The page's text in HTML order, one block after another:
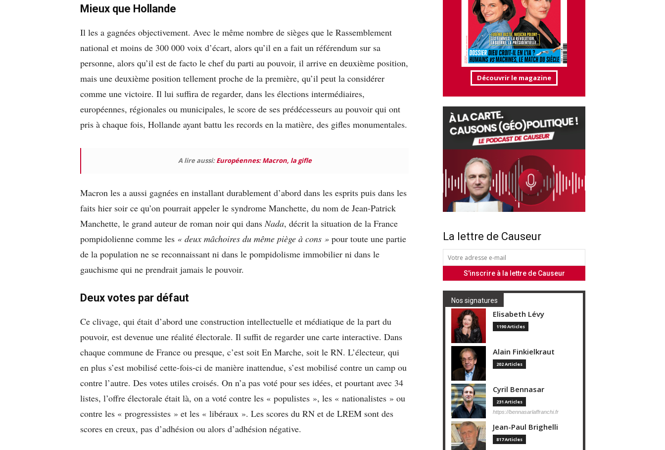
Mieux que Hollande
Il les a gagnées objectivement. Avec le même nombre de sièges que le Rassemblement
national et moins de 300 000 voix d’écart, alors qu’il en a fait un référendum sur sa
personne, alors qu’il est de facto le chef du parti au pouvoir, il arrive en deuxième position,
mais une deuxième position tellement proche de la première, qu’il peut la considérer
comme une victoire. Il lui suffira de regarder, dans les élections intermédiaires,
européennes, régionales ou municipales, le score de ses prédécesseurs au pouvoir qui ont
pris à chaque fois, Hollande ayant battu les records en la matière, des gifles monumentales.
A lire aussi:Européennes: Macron, la gifle
Macron les a aussi gagnées en installant durablement d’abord dans les esprits puis dans les
faits hier soir ce qu’on pourrait appeler le syndrome Manchette, du nom de Jean-Patrick
Manchette, le grand auteur de roman noir qui dans Nada, décrit la situation de la France
pompidolienne comme les « deux mâchoires du même piège à cons » pour toute une partie
de la population ne se reconnaissant ni dans le pompidolisme immobilier ni dans le
gauchisme qui ne prendrait jamais le pouvoir.
Deux votes par défaut
Ce clivage, qui était d’abord une construction intellectuelle et médiatique de la part du
pouvoir, est devenue une réalité électorale. Il suffit de regarder une carte interactive. Dans
chaque commune de France ou presque, c’est soit En Marche, soit le RN. L’électeur, qui
en plus s’est mobilisé cette-fois-ci de manière inattendue, s’est mobilisé contre un camp ou
contre l’autre. Des votes utiles croisés. On n’a pas voté pour ses idées, et pourtant avec 34
listes, l’offre électorale était là, on a voté contre les « populistes », les « nationalistes » ou
contre les « progressistes » et les « libéraux ». Les scores du RN et de LREM sont des
scores en creux, pas d’adhésion ou alors d’adhésion négative.
Découvrir le magazine
La lettre de Causeur
Nos signatures
Elisabeth Lévy
1190 Articles
Alain Finkielkraut
202 Articles
Cyril Bennasar
231 Articles
https://bennasarlaffranchi.fr
Jean-Paul Brighelli
817 Articles